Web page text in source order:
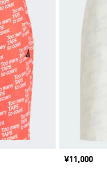
価格
¥11,000